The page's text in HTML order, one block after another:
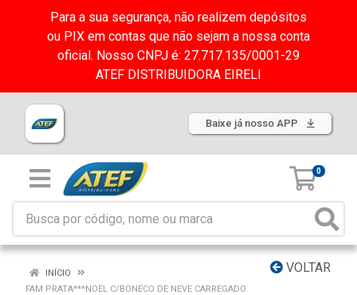
Para a sua segurança, não realizem depósitos
ou PIX em contas que não sejam a nossa conta
oficial. Nosso CNPJ é: 27.717.135/0001-29
ATEF DISTRIBUIDORA EIRELI
Baixe já nosso APP
0
VOLTAR
INÍCIO
FAM PRATA***NOEL C/BONECO DE NEVE CARREGADO